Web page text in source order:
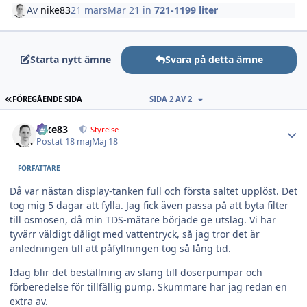
Av nike8321 marsMar 21 in721-1199 liter
Starta nytt ämne Svara på detta ämne
FÖRSTA SIDAN
FÖREGÅENDE SIDA SIDA 2 AV 2
nike83 Styrelse
Postat 18 majMaj 18
FÖRFATTARE
Då var nästan display-tanken full och första saltet upplöst. Det
tog mig 5 dagar att fylla. Jag fick även passa på att byta filter
till osmosen, då min TDS-mätare började ge utslag. Vi har
tyvärr väldigt dåligt med vattentryck, så jag tror det är
anledningen till att påfyllningen tog så lång tid.
Idag blir det beställning av slang till doserpumpar och
förberedelse för tillfällig pump. Skummare har jag redan en
extra av.